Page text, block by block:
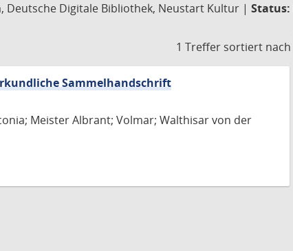
Digitale Bibliothek, Neustart Kultur | Status:
1 Treffer sortiert nach
Sammelhandschrift
Meister Albrant; Volmar; Walthisar von der